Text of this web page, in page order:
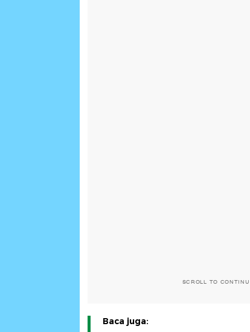
SCROLL TO
Baca juga: